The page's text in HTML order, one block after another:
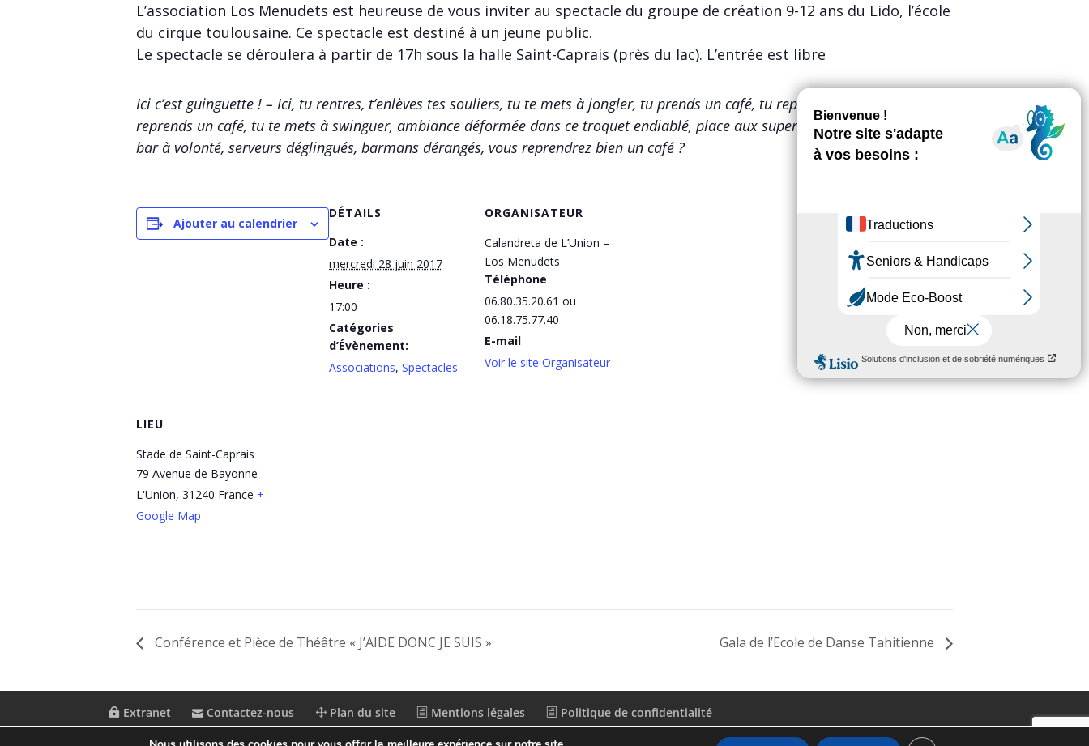
L’association Los Menudets est heureuse de vous inviter au spectacle du groupe de création 9-12 ans du Lido, l’école
du cirque toulousaine. Ce spectacle est destiné à un jeune public.
Le spectacle se déroulera à partir de 17h sous la halle Saint-Caprais (près du lac). L’entrée est libre
Ici c’est guinguette ! – Ici, tu rentres, t’enlèves tes souliers, tu te mets à jongler, tu prends un café, tu reprends un thé, tu
reprends un café, tu te mets à swinguer, ambiance déformée dans ce troquet endiablé, place aux super-héroïnes ratées, piano-
bar à volonté, serveurs déglingués, barmans dérangés, vous reprendrez bien un café ?
Ajouter au calendrier
DÉTAILS
Date :
mercredi 28 juin 2017
Heure :
17:00
Catégories
d’Évènement:
Associations, Spectacles
ORGANISATEUR
Calandreta de L’Union –
Los Menudets
Téléphone
06.80.35.20.61 ou
06.18.75.77.40
E-mail
Voir le site Organisateur
LIEU
Stade de Saint-Caprais
79 Avenue de Bayonne
L'Union, 31240 France +
Google Map
Conférence et Pièce de Théâtre « J’AIDE DONC JE SUIS » Gala de l’Ecole de Danse Tahitienne
Extranet Contactez-nous Plan du site Mentions légales Politique de confidentialité